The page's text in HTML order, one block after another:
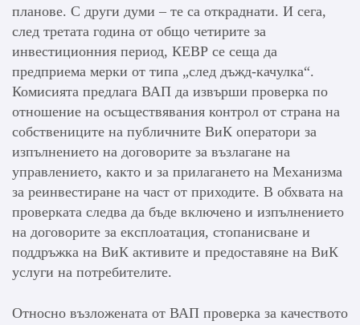
планове. С други думи – те са откраднати. И сега,
след третата година от общо четирите за
инвестиционния период, КЕВР се сеща да
предприема мерки от типа „след дъжд-качулка“.
Комисията предлага ВАП да извърши проверка по
отношение на осъществявания контрол от страна на
собствениците на публичните ВиК оператори за
изпълнението на договорите за възлагане на
управлението, както и за прилагането на Механизма
за реинвестиране на част от приходите. В обхвата на
проверката следва да бъде включено и изпълнението
на договорите за експлоатация, стопанисване и
поддръжка на ВиК активите и предоставяне на ВиК
услуги на потребителите.
Относно възложената от ВАП проверка за качеството